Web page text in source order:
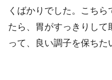
くばかりでした。こち
たら、胃がすっきりして
って、良い調子を保ちた